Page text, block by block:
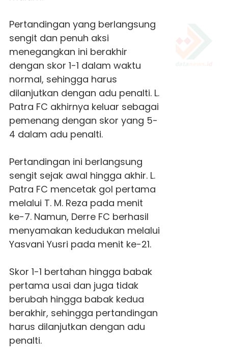
Pertandingan yang berlangsung
sengit dan penuh aksi
menegangkan ini berakhir
dengan skor 1-1 dalam waktu
normal, sehingga harus
dilanjutkan dengan adu penalti. L.
Patra FC akhirnya keluar sebagai
pemenang dengan skor yang 5-
4 dalam adu penalti.
Pertandingan ini berlangsung
sengit sejak awal hingga akhir. L.
Patra FC mencetak gol pertama
melalui T. M. Reza pada menit
ke-7. Namun, Derre FC berhasil
menyamakan kedudukan melalui
Yasvani Yusri pada menit ke-21.
Skor 1-1 bertahan hingga babak
pertama usai dan juga tidak
berubah hingga babak kedua
berakhir, sehingga pertandingan
harus dilanjutkan dengan adu
penalti.